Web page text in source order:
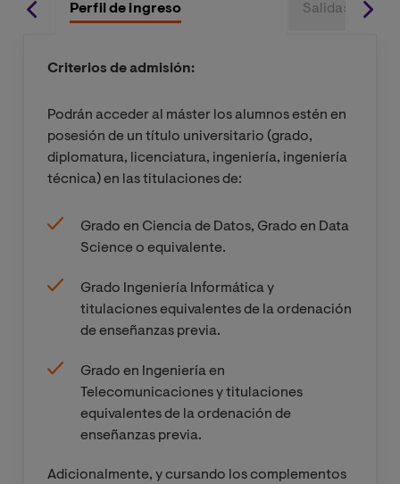
Perfil de ingreso Salidas
Criterios de admisión:
Podrán acceder al máster los alumnos estén en
posesión de un título universitario (grado,
diplomatura, licenciatura, ingeniería, ingeniería
técnica) en las titulaciones de:
Grado en Ciencia de Datos, Grado en Data
Science o equivalente.
Grado Ingeniería Informática y
titulaciones equivalentes de la ordenación
de enseñanzas previa.
Grado en Ingeniería en
Telecomunicaciones y titulaciones
equivalentes de la ordenación de
enseñanzas previa.
Adicionalmente, y cursando los complementos